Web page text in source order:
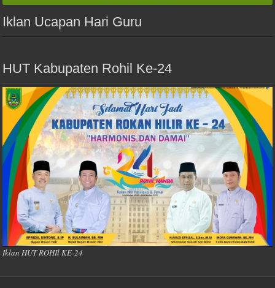
Iklan Ucapan Hari Guru
HUT Kabupaten Rohil Ke-24
Iklan HUT ROHIl KE-24